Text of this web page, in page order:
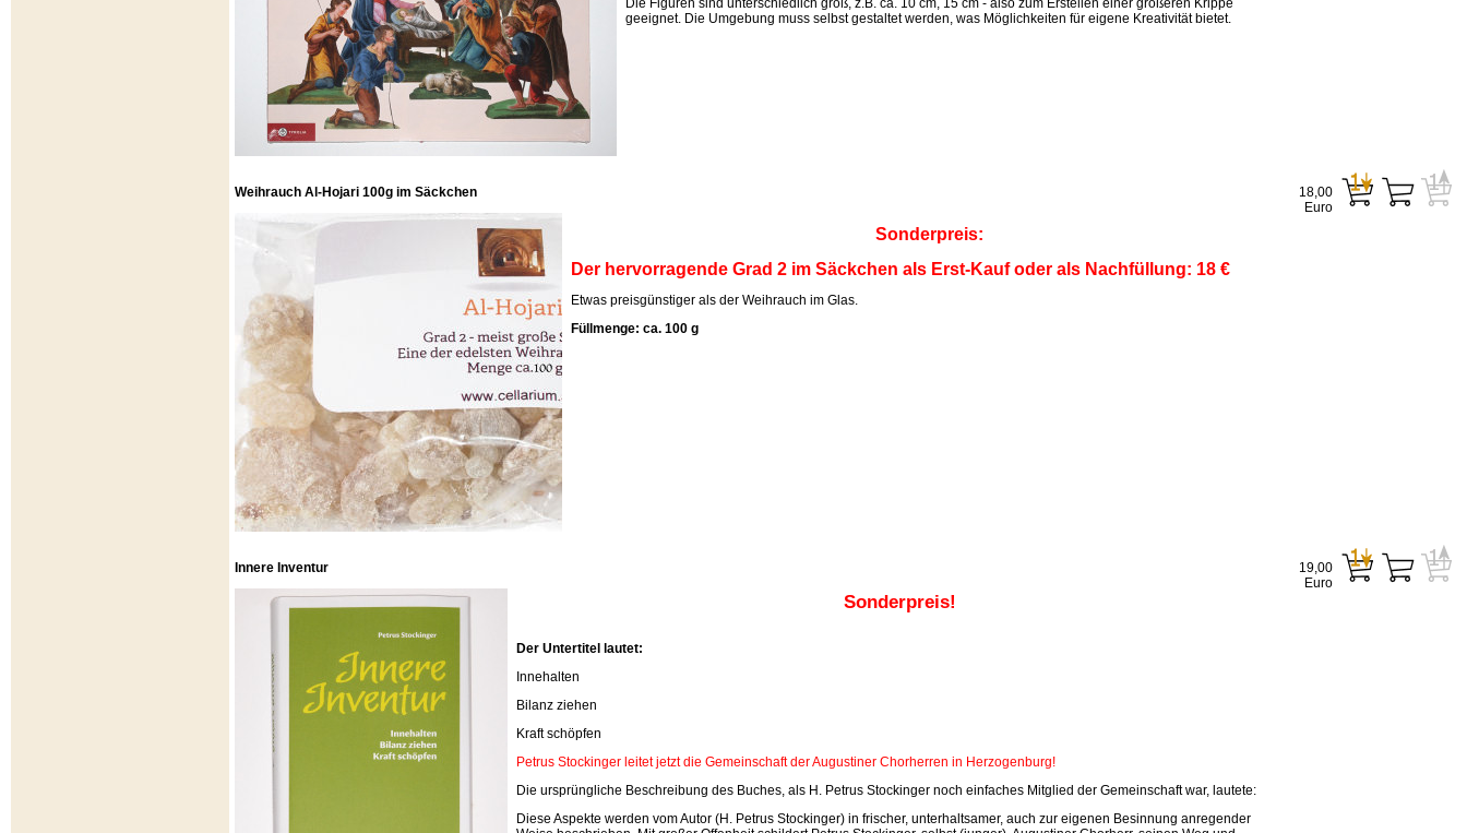
Die Figuren sind unterschiedlich groß, z.B. ca. 10 cm, 15 cm - also zum Erstellen einer größeren Krippe
geeignet. Die Umgebung muss selbst gestaltet werden, was Möglichkeiten für eigene Kreativität bietet.
Weihrauch Al-Hojari 100g im Säckchen
Sonderpreis:
Der hervorragende Grad 2 im Säckchen als Erst-Kauf oder als Nachfüllung: 18 €
Etwas preisgünstiger als der Weihrauch im Glas.
Füllmenge: ca. 100 g
18,00
Euro
Innere Inventur
Sonderpreis!
Der Untertitel lautet:
Innehalten
Bilanz ziehen
Kraft schöpfen
Petrus Stockinger leitet jetzt die Gemeinschaft der Augustiner Chorherren in Herzogenburg!
Die ursprüngliche Beschreibung des Buches, als H. Petrus Stockinger noch einfaches Mitglied der Gemeinschaft war, lautete:
Diese Aspekte werden vom Autor (H. Petrus Stockinger) in frischer, unterhaltsamer, auch zur eigenen Besinnung anregender
19,00
Euro